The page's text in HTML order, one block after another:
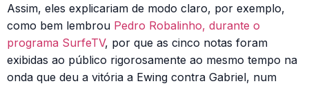
Assim, eles explicariam de modo claro, por exemplo,
como bem lembrou Pedro Robalinho, durante o
programa SurfeTV, por que as cinco notas foram
exibidas ao público rigorosamente ao mesmo tempo na
onda que deu a vitória a Ewing contra Gabriel, num